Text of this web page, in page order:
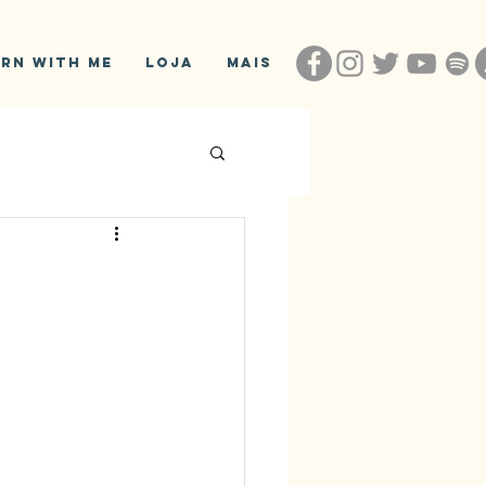
With Me Loja Mais